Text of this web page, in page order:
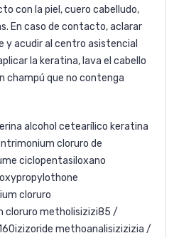
con la piel, cuero cabelludo,
En caso de contacto, aclarar
acudir al centro asistencial
la keratina, lava el cabello
champú que no contenga
alcohol cetearílico keratina
cloruro de
ciclopentasiloxano
cloruro
cloruro metholisizizi85 /
methoanalisizizizia /